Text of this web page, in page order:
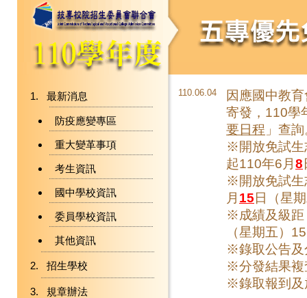
最新消息
防疫應變專區
重大變革事項
考生資訊
國中學校資訊
委員學校資訊
其他資訊
招生學校
規章辦法
110.06.04
因應國中教
寄發，110學
要日程 」查
※開放免試生
起110年6月8
※開放免試生
月 15日（星
※成績及級距
（星期五）
※錄取公告及
※分發結果複
※錄取報到及